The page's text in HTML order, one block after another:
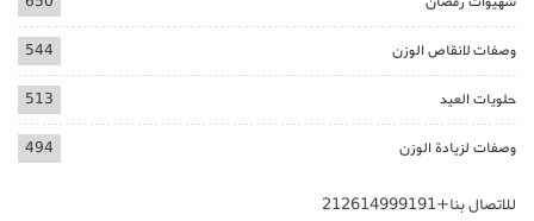
وصفات لانقاص الوزن 544
حلويات العيد 513
وصفات لزيادة الوزن 494
للاتصال بنا+212614999191